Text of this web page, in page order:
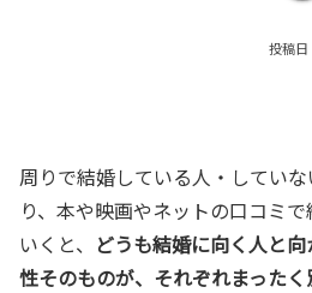
周りで結婚している人・してい
り、本や映画やネットの口コミ
いくと、 どうも結婚に向く人と
性そのものが、それぞれまった